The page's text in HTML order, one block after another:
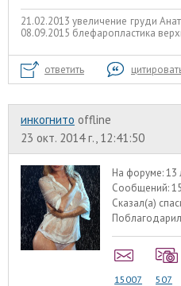
21.02.2013 увеличение груди
08.09.2015 блефаропластика
ответить
инкогнито offline
23 окт. 2014 г., 12:41:50
На форуме:13
Сообщений:
Сказал(а)
15007 507